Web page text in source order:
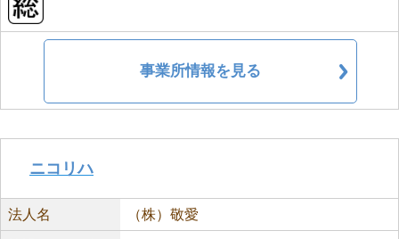
事業所情報を見る
ニコリハ
法人名 （株）敬愛